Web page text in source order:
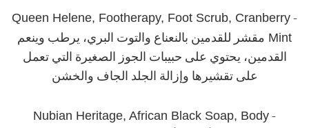
-
Queen Helene, Footherapy, Foot Scrub, Cranberry
Mint مقشر للقدمين بالنعناع والتوت البري، يرطب وينعم
القدمين، يحتوي على حبيبات الجوز الصغيرة التي تعمل
على تقشيرها وإزالة الجلد الجاف والخشن
-
Nubian Heritage, African Black Soap, Body